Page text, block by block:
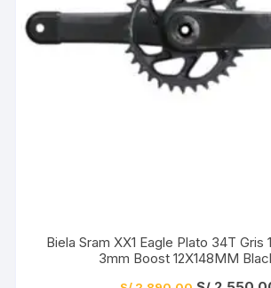
Biela Sram XX1 Eagle Plato 34T
3mm Boost 12X148MM